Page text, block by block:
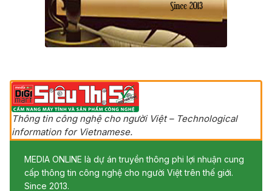
Thông tin công nghệ cho người Việt – Technological
information for Vietnamese.
MEDIA ONLINE là dự án truyền thông phi lợi nhuận cung
cấp thông tin công nghệ cho người Việt trên thế giới.
Since 2013.